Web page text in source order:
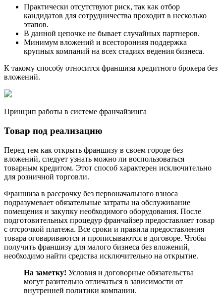
Практически отсутствуют риск, так как отбор
кандидатов для сотрудничества проходит в несколько
этапов.
В данной цепочке не бывает случайных партнеров.
Минимум вложений и всесторонняя поддержка
крупных компаний на всех стадиях ведения бизнеса.
К такому способу относится франшиза кредитного брокера без
вложений.
Принцип работы в системе франчайзинга
Товар под реализацию
Перед тем как открыть франшизу в своем городе без
вложений, следует узнать можно ли воспользоваться
товарным кредитом. Этот способ характерен исключительно
для розничной торговли.
Франшиза в рассрочку без первоначального взноса
подразумевает обязательные затраты на обслуживание
помещения и закупку необходимого оборудования. После
подготовительных процедур франчайзер предоставляет товар
с отсрочкой платежа. Все сроки и правила предоставления
товара оговариваются и прописываются в договоре. Чтобы
получить франшизу для малого бизнеса без вложений,
необходимо найти средства исключительно на открытие.
На заметку! Условия и договорные обязательства
могут разительно отличаться в зависимости от
внутренней политики компании.